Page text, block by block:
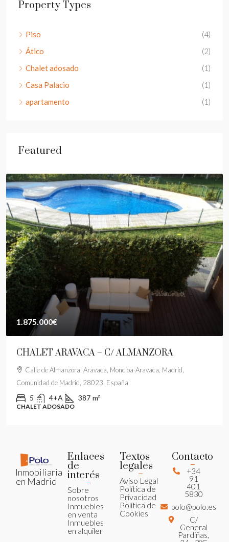
Property Types
Piso
(4)
Ático
(2)
Chalet adosado
(1)
Casa Palacio
(1)
apartamento
(1)
Featured
1.875.000€
CHALET ARAVACA – C/ ALMANZORA
Calle de Almanzora, Aravaca, Moncloa-Aravaca, Madrid,
Comunidad de Madrid, 28023, España
5 4+A 387 m²
CHALET ADOSADO
Inmobiliaria
en Madrid
Enlaces
de
interés
Sobre
nosotros
Inmuebles
en venta
Inmuebles
en alquiler
Textos
legales
Aviso Legal
Política de
Privacidad
Política de
Cookies
Contacto
+34
91
401
5830
polo@polo.es
C/
General
Pardiñas,